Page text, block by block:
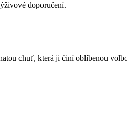
doporučení.
chuť, která ji činí oblíbenou